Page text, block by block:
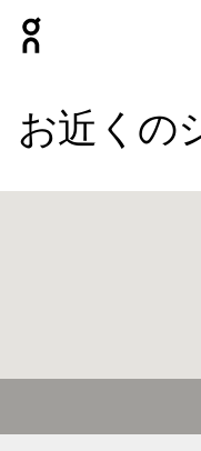
お近くの